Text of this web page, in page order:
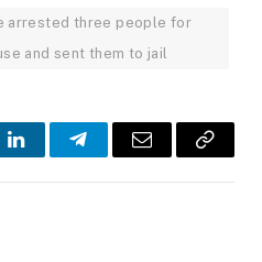
arrested three people for
and sent them to jail
LinkedInTelegramEmail
Copy